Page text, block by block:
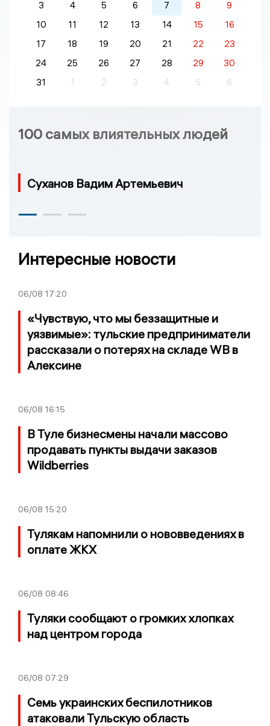
3 4 5 6 7 8
9
10
11 12 13 14 15
16
17
18 19 20 21 22
23
24
25 26 27 28 29
30
31
1 2 3 4 5 6
100 самых влиятельных людей
Суханов Вадим Артемьевич
Интересные новости
06/08 17:20
«Чувствую, что мы беззащитные и
уязвимые»: тульские предприниматели
рассказали о потерях на складе WB в
Алексине
06/08 16:15
В Туле бизнесмены начали массово
продавать пункты выдачи заказов
Wildberries
06/08 15:20
Тулякам напомнили о нововведениях в
оплате ЖКХ
06/08 08:46
Туляки сообщают о громких хлопках
над центром города
06/08 07:29
Семь украинских беспилотников
атаковали Тульскую область